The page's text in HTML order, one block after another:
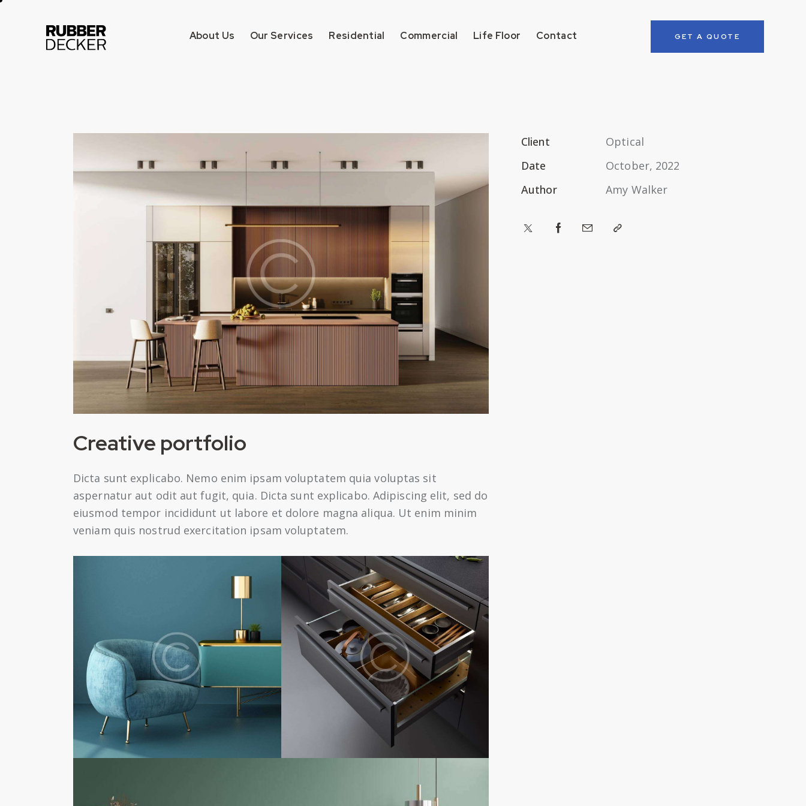
About Us Our Services Residential Commercial Life Floor Contact GET A QUOTE
Creative portfolio
Dicta sunt explicabo. Nemo enim ipsam voluptatem quia voluptas sit
aspernatur aut odit aut fugit, quia. Dicta sunt explicabo. Adipiscing elit, sed do
eiusmod tempor incididunt ut labore et dolore magna aliqua. Ut enim minim
veniam quis nostrud exercitation ipsam voluptatem.
Client
Optical
Date
October, 2022
Author
Amy Walker